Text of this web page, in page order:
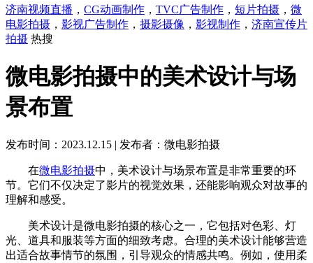
济南视频直播 ， CG动画制作 ， TVC广告制作 ， 短片拍摄 ， 微
电影拍摄 ， 影视广告制作 ， 摄影摄像 ， 影视制作 ， 济南宣传片
拍摄 热搜
微电影拍摄中的美术设计与场
景布置
发布时间：2023.12.15 | 发布者：微电影拍摄
在微电影拍摄中，美术设计与场景布置是非常重要的环
节。它们不仅决定了影片的视觉效果，还能影响观众对故事的
理解和感受。
美术设计是微电影拍摄的核心之一，它包括对色彩、灯
光、道具和服装等方面的细致考虑。合理的美术设计能够营造
出适合故事情节的氛围，引导观众的情感共鸣。例如，使用柔